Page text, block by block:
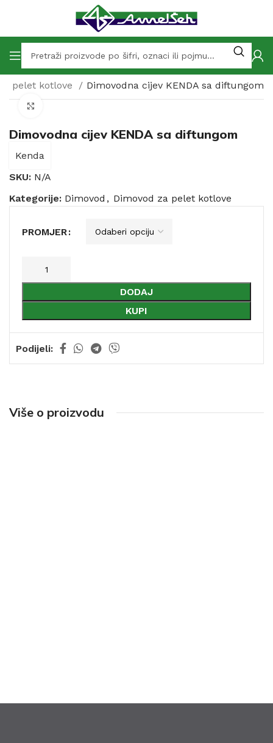
pelet kotlove Dimovodna cijev KENDA sa diftungom
Dimovodna cijev KENDA sa diftungom
Kenda
SKU: N/A
Kategorije: Dimovod , Dimovod za pelet kotlove
PROMJER
DODAJ
KUPI
Podijeli:
Više o proizvodu